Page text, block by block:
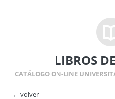
LIBROS
CATÁLOGO ON-LINE
← volver